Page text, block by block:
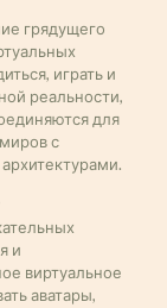
грядущего
играть и
реальности,
для
с
и
виртуальное
аватары,